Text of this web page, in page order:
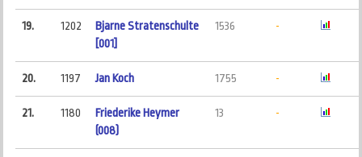
19. 1202
Bjarne Stratenschulte
[001]
1536 -
20. 1197 Jan Koch 1755 -
21. 1180
Friederike Heymer
(008)
13 -